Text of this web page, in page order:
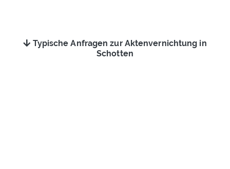
Typische Anfragen zur Aktenvernichtung in
Schotten